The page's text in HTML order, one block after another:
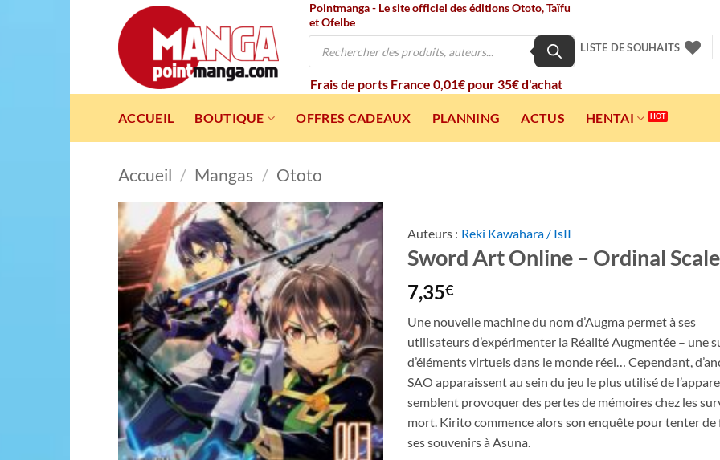
Pointmanga - Le site officiel des éditions Ototo, Taïfu
et Ofelbe
Recherche
Frais de ports France 0,01€ pour 35€ d'achat
LISTE DE SOUHAITS
ACCUEIL BOUTIQUE OFFRES CADEAUX PLANNING ACTUS HENTAI
Accueil / Mangas / Ototo
Ajouter
à la
wishlist
Auteurs : Reki Kawahara / IsII
Sword Art Online – Ordinal
7,35€
Une nouvelle machine du nom d’Augma permet à ses
utilisateurs d’expérimenter la Réalité Augmentée – une
d’éléments virtuels dans le monde réel… Cependant,
SAO apparaissent au sein du jeu le plus utilisé de
semblent provoquer des pertes de mémoires chez les
mort. Kirito commence alors son enquête pour tenter
ses souvenirs à Asuna.